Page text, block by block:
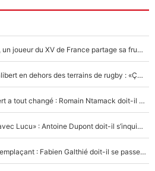
Mis de côté par Fabien Galthié, un joueur du XV de France partage sa frustration : «ils ne me l’ont pas dit tout de suite»
La raison d'être de Matthieu Jalibert en dehors des terrains de rugby : «Ça m'atteint autant que si tu touches à un membre de ma famille»
XV de France - Matthieu Jalibert a tout changé : Romain Ntamack doit-il s’inquiéter pour sa place à un an de la Coupe du monde ?
«Le XV de France est meilleur avec Lucu» : Antoine Dupont doit-il s’inquiéter pour sa place ?
Le XV de France a trouvé son remplaçant : Fabien Galthié doit-il se passer d'Antoine Dupont ?